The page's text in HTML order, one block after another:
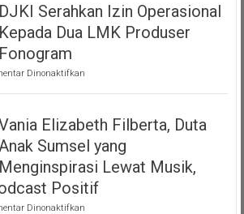
Bangga
Mempersembahkan
Podcast
DJKI Serahkan Izin Operasional
Kepada Dua LMK Produser
Fonogram
Dinonaktifkanpada
Serahkan
Operasional
Kepada
Dua
LMK
Produser
Fonogram
Elizabeth Filberta, Duta
Sumsel yang
Menginspirasi Lewat Musik,
Positif
Dinonaktifkanpada